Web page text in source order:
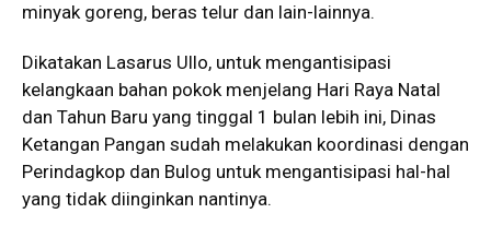
minyak goreng, beras telur dan lain-lainnya.
Dikatakan Lasarus Ullo, untuk mengantisipasi
kelangkaan bahan pokok menjelang Hari Raya Natal
dan Tahun Baru yang tinggal 1 bulan lebih ini, Dinas
Ketangan Pangan sudah melakukan koordinasi dengan
Perindagkop dan Bulog untuk mengantisipasi hal-hal
yang tidak diinginkan nantinya.